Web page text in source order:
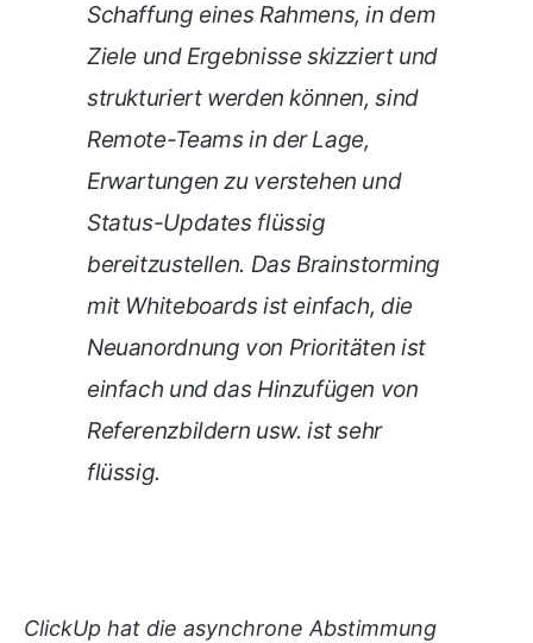
Schaffung eines Rahmens, in dem
Ziele und Ergebnisse skizziert und
strukturiert werden können, sind
Remote-Teams in der Lage,
Erwartungen zu verstehen und
Status-Updates flüssig
bereitzustellen. Das Brainstorming
mit Whiteboards ist einfach, die
Neuanordnung von Prioritäten ist
einfach und das Hinzufügen von
Referenzbildern usw. ist sehr
flüssig.
ClickUp hat die asynchrone Abstimmung